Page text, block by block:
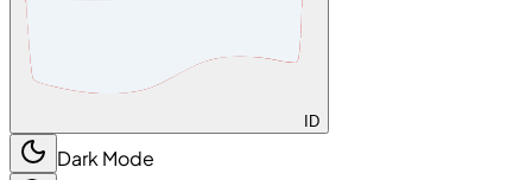
ID
Dark Mode